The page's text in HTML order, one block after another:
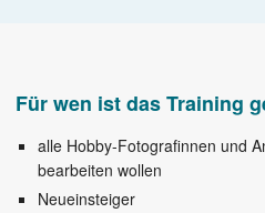
Für wen ist das Training
alle Hobby-Fotografinnen und
bearbeiten wollen
Neueinsteiger